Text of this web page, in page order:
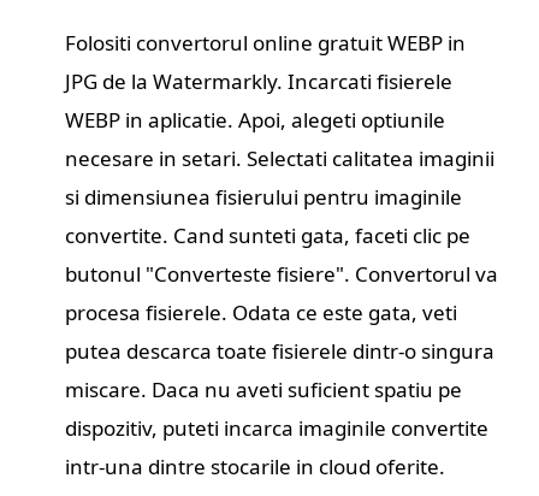
Folositi convertorul online gratuit WEBP in
JPG de la Watermarkly. Incarcati fisierele
WEBP in aplicatie. Apoi, alegeti optiunile
necesare in setari. Selectati calitatea imaginii
si dimensiunea fisierului pentru imaginile
convertite. Cand sunteti gata, faceti clic pe
butonul "Converteste fisiere". Convertorul va
procesa fisierele. Odata ce este gata, veti
putea descarca toate fisierele dintr-o singura
miscare. Daca nu aveti suficient spatiu pe
dispozitiv, puteti incarca imaginile convertite
intr-una dintre stocarile in cloud oferite.